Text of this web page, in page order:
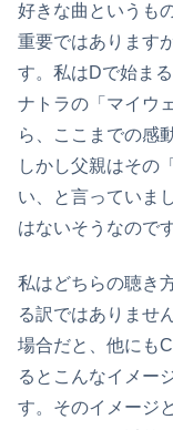
好きな曲というも
重要ではあります
す。私はDで始ま
ナトラの「マイウ
ら、ここまでの感
しかし父親はその
い、と言っていま
はないそうなのです
私はどちらの聴き
る訳ではありませ
場合だと、他にも
るとこんなイメー
す。そのイメージ